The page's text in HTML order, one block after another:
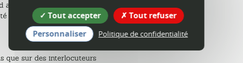
la personne, l'oriente
de lui apporter le soutien
que sur des interlocuteurs
Tout accepter
Tout refuser
Personnaliser
Politique de confidentialité